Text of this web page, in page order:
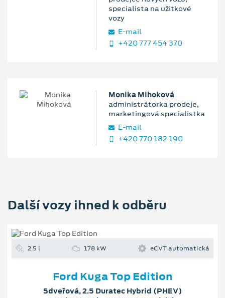
specialista na užitkové
vozy
E‑mail
+420 777 454 370
Monika Mihoková
administrátorka prodeje,
marketingová specialistka
E‑mail
+420 770 182 190
Další vozy ihned k odběru
2.5 l 178 kW eCVT automatická
Ford Kuga Top Edition
5dveřová, 2.5 Duratec Hybrid (PHEV)